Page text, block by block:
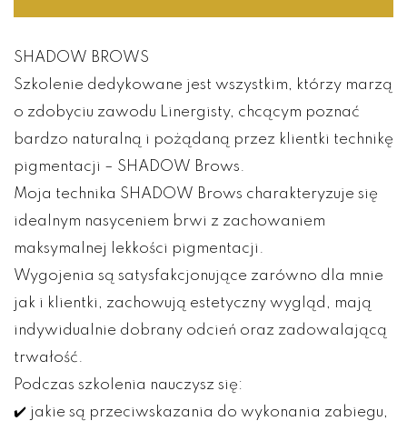
SHADOW BROWS
Szkolenie dedykowane jest wszystkim, którzy marzą
o zdobyciu zawodu Linergisty, chcącym poznać
bardzo naturalną i pożądaną przez klientki technikę
pigmentacji – SHADOW Brows.
Moja technika SHADOW Brows charakteryzuje się
idealnym nasyceniem brwi z zachowaniem
maksymalnej lekkości pigmentacji.
Wygojenia są satysfakcjonujące zarówno dla mnie
jak i klientki, zachowują estetyczny wygląd, mają
indywidualnie dobrany odcień oraz zadowalającą
trwałość.
Podczas szkolenia nauczysz się:
✔️ jakie są przeciwskazania do wykonania zabiegu,